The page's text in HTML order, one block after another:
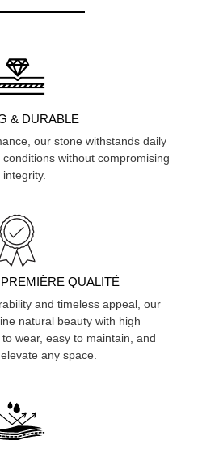
& DURABLE
our stone withstands daily
without compromising
integrity.
QUALITÉ
and timeless appeal, our
natural beauty with high
wear, easy to maintain, and
any space.